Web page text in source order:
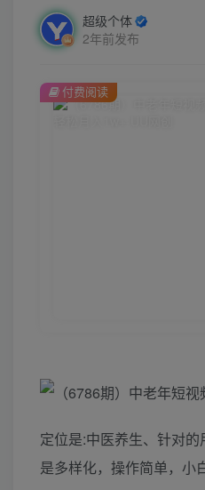
超级个体
2年前发布
付费阅读
定位是:中医养生、针对
是多样化，操作简单，小